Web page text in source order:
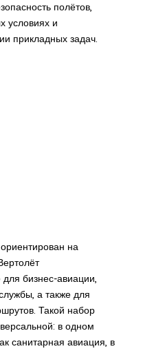
полётов,
условиях и
прикладных задач.
на
бизнес-авиации,
а также для
Такой набор
в одном
санитарная авиация, в